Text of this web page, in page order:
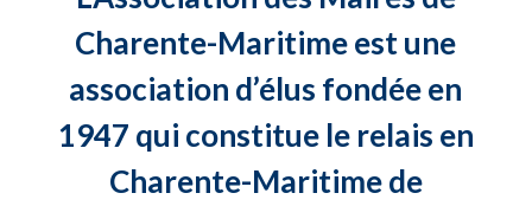
Charente-Maritime est une
association d’élus fondée en
1947 qui constitue le relais en
Charente-Maritime de